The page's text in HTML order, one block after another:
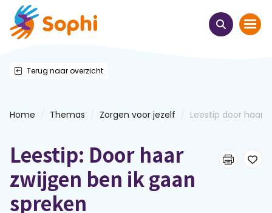
Thema's
Leren & ontmoeten
Terug naar overzicht
Home Themas Zorgen voor jezelf Leestip door haar
Leestip: Door haar
zwijgen ben ik gaan
spreken